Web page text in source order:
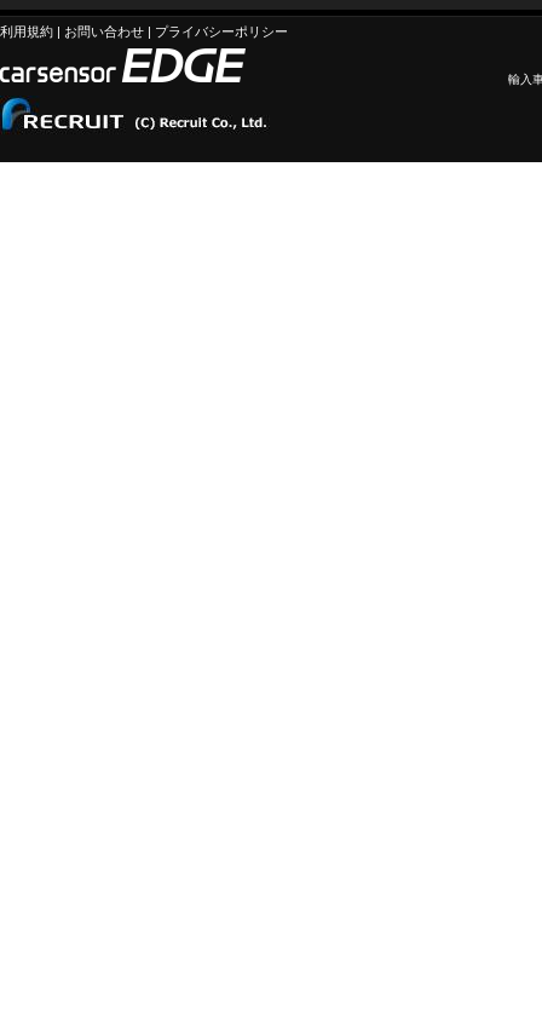
利用規約 | お問い合わせ | プライバシーポリシー
輸入